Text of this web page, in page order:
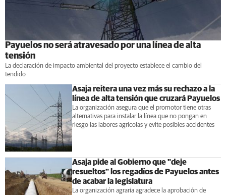
Payuelos no será atravesado por una línea de alta
tensión
La declaración de impacto ambiental del proyecto establece el cambio del
tendido
Asaja reitera una vez más su rechazo a la
línea de alta tensión que cruzará Payuelos
La organización asegura que el promotor tiene otras
alternativas para instalar la línea que no pongan en
riesgo las labores agrícolas y evite posibles accidentes
Asaja pide al Gobierno que "deje
resueltos" los regadíos de Payuelos antes
de acabar la legislatura
La organización agraria agradece la aprobación de